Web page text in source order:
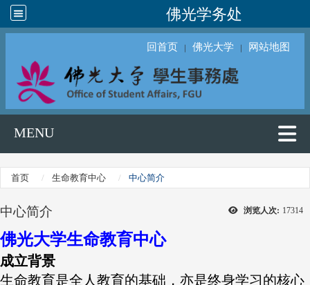
佛光学务处
回首页 ｜ 佛光大学 ｜ 网站地图
MENU
首页 生命教育中心 中心简介
浏览人次: 17314
中心简介
佛光大学生命教育中心
成立背景
生命教育是全人教育的基础，亦是终身学习的核心